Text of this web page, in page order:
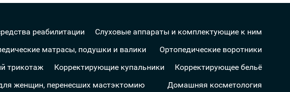
реабилитации
Слуховые аппараты и комплектующие к ним
матрасы, подушки и валики
Ортопедические воротники
трикотаж Корректирующие купальники
Корректирующее бельё
женщин, перенесших мастэктомию
Домашняя косметология